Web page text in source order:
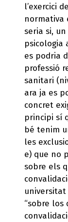
l’exercici
normativa
seria si,
psicologia
es podria
professió
sanitari
ara ja es
concret
principi sí
bé tenim
les
e) que no
sobre els
universitat
“sobre